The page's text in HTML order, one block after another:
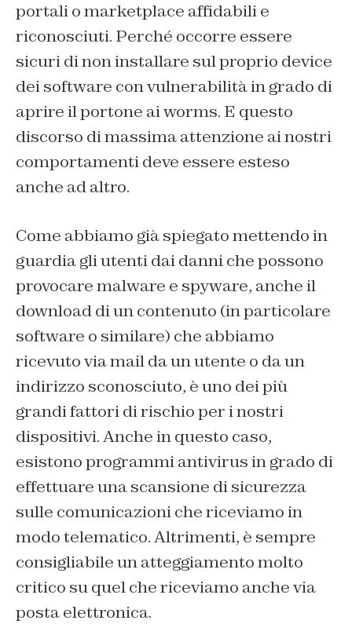
portali o marketplace affidabili e
riconosciuti. Perché occorre essere
sicuri di non installare sul proprio device
dei software con vulnerabilità in grado di
aprire il portone ai worms. E questo
discorso di massima attenzione ai nostri
comportamenti deve essere esteso
anche ad altro.
Come abbiamo già spiegato mettendo in
guardia gli utenti dai danni che possono
provocare malware e spyware, anche il
download di un contenuto (in particolare
software o similare) che abbiamo
ricevuto via mail da un utente o da un
indirizzo sconosciuto, è uno dei più
grandi fattori di rischio per i nostri
dispositivi. Anche in questo caso,
esistono programmi antivirus in grado di
effettuare una scansione di sicurezza
sulle comunicazioni che riceviamo in
modo telematico. Altrimenti, è sempre
consigliabile un atteggiamento molto
critico su quel che riceviamo anche via
posta elettronica.